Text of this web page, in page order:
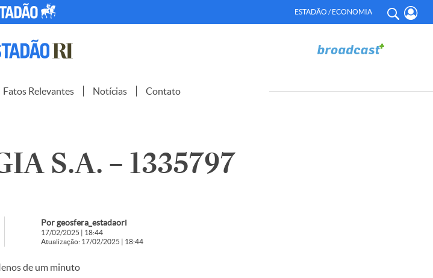
ESTADÃO / ECONOMIA
Fatos Relevantes Notícias Contato
S.A. – 1335797
Por geosfera_estadaori
17/02/2025 | 18:44
Atualização: 17/02/2025 | 18:44
de um minuto